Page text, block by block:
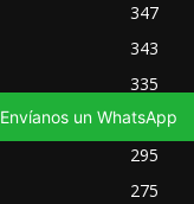
347
343
335
321
295
275
Envíanos un WhatsApp